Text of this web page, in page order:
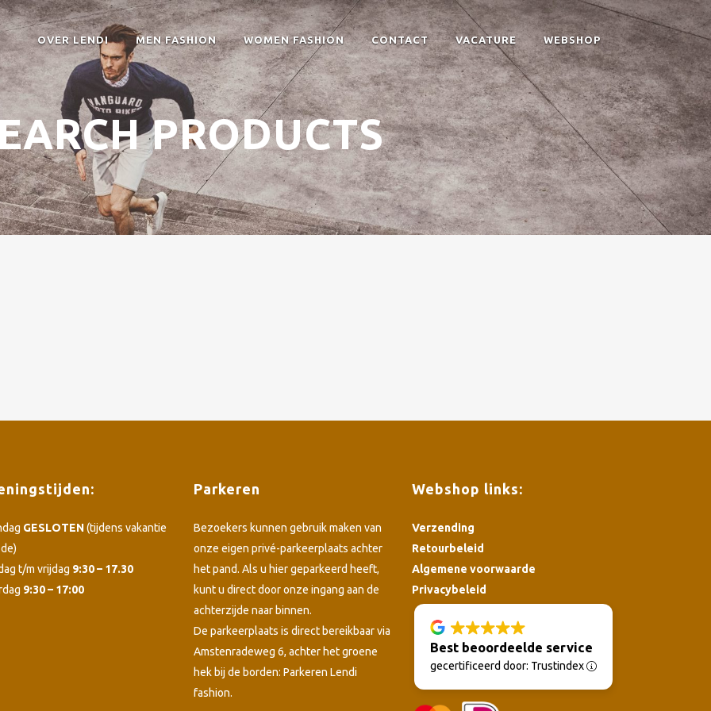
OVER LENDI MEN FASHION WOMEN FASHION CONTACT VACATURE WEBSHOP
PRODUCTS
GESLOTEN(tijdens vakantie
t/m vrijdag 9:30 – 17.30
9:30 – 17:00
Parkeren
Bezoekers kunnen gebruik maken van
onze eigen privé-parkeerplaats achter
het pand. Als u hier geparkeerd heeft,
kunt u direct door onze ingang aan de
achterzijde naar binnen.
De parkeerplaats is direct bereikbaar via
Amstenradeweg 6, achter het groene
hek bij de borden: Parkeren Lendi
fashion.
Webshop links:
Verzending
Retourbeleid
Algemene voorwaarde
Privacybeleid
Best beoordeelde service
gecertificeerd door: Trustindex